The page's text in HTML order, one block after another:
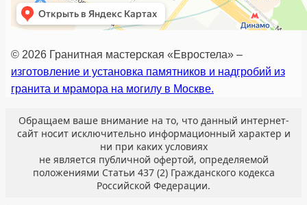
© 2026 Гранитная мастерская «Евростела» –
изготовление и установка памятников и надгробий из
гранита и мрамора на могилу в Москве.
Обращаем ваше внимание на то, что данный интернет-
сайт носит исключительно информационный характер и
ни при каких условиях
не является публичной офертой, определяемой
положениями Статьи 437 (2) Гражданского кодекса
Российской Федерации.